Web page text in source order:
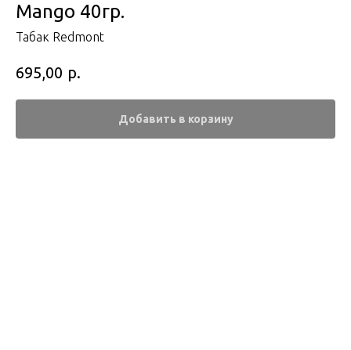
Mango 40гр.
Табак Redmont
695,00 р.
Добавить в корзину